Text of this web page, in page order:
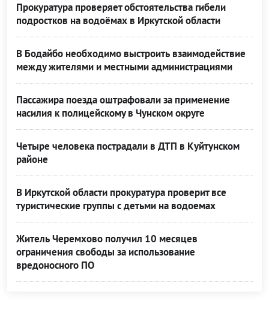
Прокуратура проверяет обстоятельства гибели
подростков на водоёмах в Иркутской области
В Бодайбо необходимо выстроить взаимодействие
между жителями и местными администрациями
Пассажира поезда оштрафовали за применение
насилия к полицейскому в Чунском округе
Четыре человека пострадали в ДТП в Куйтунском
районе
В Иркутской области прокуратура проверит все
туристические группы с детьми на водоемах
Житель Черемхово получил 10 месяцев
ограничения свободы за использование
вредоносного ПО